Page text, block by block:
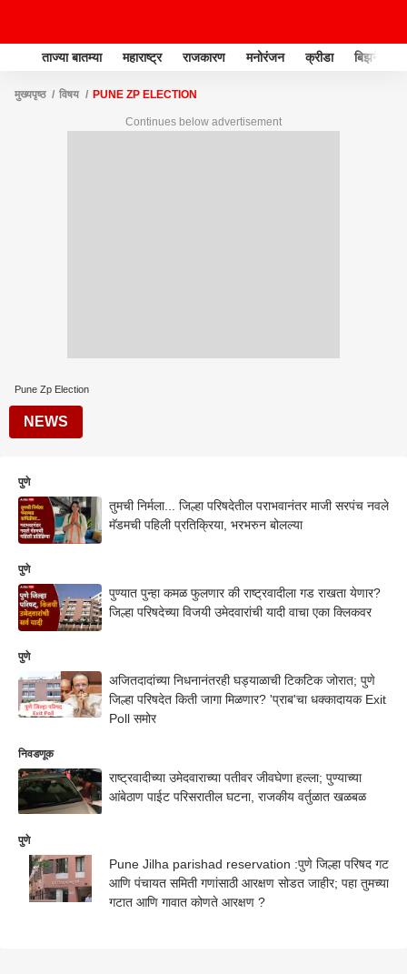
ताज्या बातम्या महाराष्ट्र राजकारण मनोरंजन क्रीडा बिझनेस
मुख्यपृष्ठ विषय PUNE ZP ELECTION
Continues below advertisement
Pune Zp Election
NEWS
पुणे
तुमची निर्मला... जिल्हा परिषदेतील पराभवानंतर माजी सरपंच नवले
मॅडमची पहिली प्रतिक्रिया, भरभरुन बोलल्या
पुणे
पुण्यात पुन्हा कमळ फुलणार की राष्ट्रवादीला गड राखता येणार?
जिल्हा परिषदेच्या विजयी उमेदवारांची यादी वाचा एका क्लिकवर
पुणे
अजितदादांच्या निधनानंतरही घड्याळाची टिकटिक जोरात; पुणे
जिल्हा परिषदेत किती जागा मिळणार? 'प्राब'चा धक्कादायक Exit
Poll समोर
निवडणूक
राष्ट्रवादीच्या उमेदवाराच्या पतीवर जीवघेणा हल्ला; पुण्याच्या
आंबेठाण पाईट परिसरातील घटना, राजकीय वर्तुळात खळबळ
पुणे
Pune Jilha parishad reservation :पुणे जिल्हा परिषद गट
आणि पंचायत समिती गणांसाठी आरक्षण सोडत जाहीर; पहा तुमच्या
गटात आणि गावात कोणते आरक्षण ?